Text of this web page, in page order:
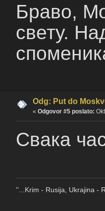
Браво,
свету.
Odg: Put do
« Odgovor #5 poslato:
Свака
''...Krim - Rusija, Ukrajina -